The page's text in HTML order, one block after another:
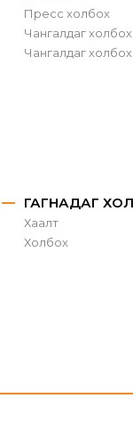
Пресс холбох
Чангалдаг
Чангалдаг
ГАГНАДАГ
Хаалт
Холбох